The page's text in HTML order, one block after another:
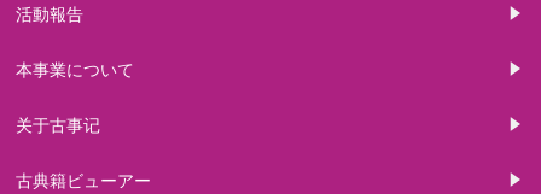
活動報告
本事業について
关于古事记
古典籍ビューアー